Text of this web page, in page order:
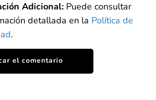
Adicional: Puede consultar
detallada en la Política de
.